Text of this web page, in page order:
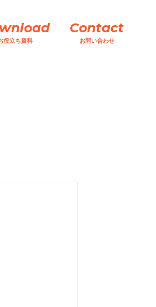
役立ち資料
Contact
お問い合わせ